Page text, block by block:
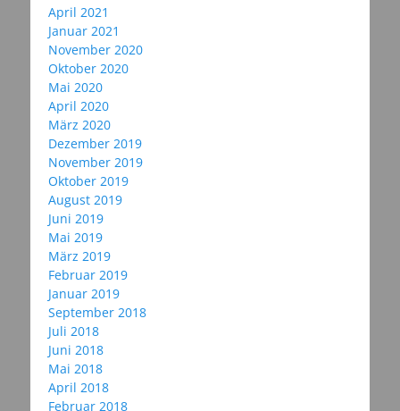
April 2021
Januar 2021
November 2020
Oktober 2020
Mai 2020
April 2020
März 2020
Dezember 2019
November 2019
Oktober 2019
August 2019
Juni 2019
Mai 2019
März 2019
Februar 2019
Januar 2019
September 2018
Juli 2018
Juni 2018
Mai 2018
April 2018
Februar 2018